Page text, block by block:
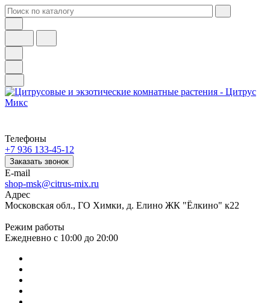
Телефоны
+7 936 133-45-12
Заказать звонок
E-mail
shop-msk@citrus-mix.ru
Адрес
Московская обл., ГО Химки, д. Елино ЖК "Ёлкино" к22
Режим работы
Ежедневно с 10:00 до 20:00